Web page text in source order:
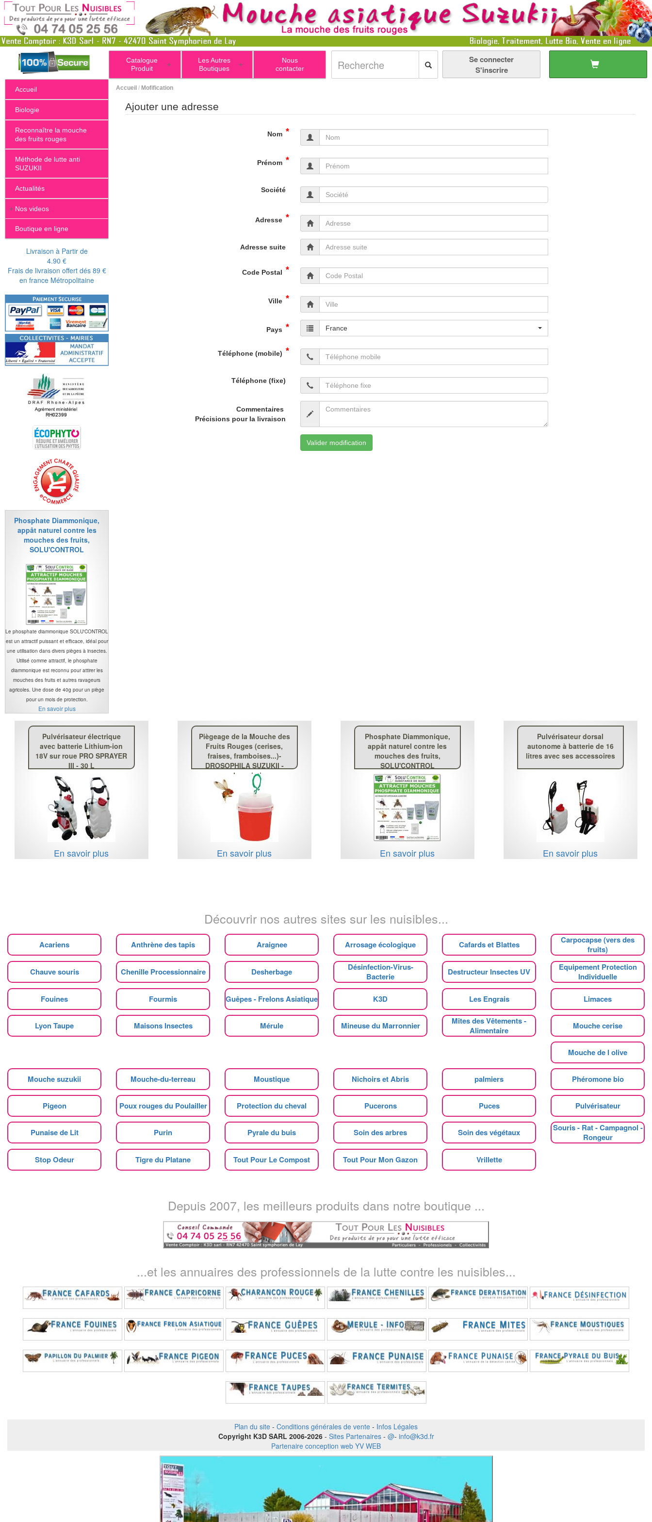
+
Catalogue
Produit
+
Les Autres
Boutiques
Nous
contacter
Se connecter
S'inscrire
Accueil
Biologie
Reconnaître la mouche
des fruits rouges
Méthode de lutte anti
SUZUKII
Actualités
+ Nos videos
Boutique en ligne
Livraison à Partir de
4.90 €
Frais de livraison offert dés 89 €
en france Métropolitaine
Phosphate Diammonique,
appât naturel contre les
mouches des fruits,
SOLU'CONTROL
Le phosphate diammonique SOLU'CONTROL
est un attractif puissant et efficace, idéal pour
une utilisation dans divers pièges à insectes.
Utilisé comme attractif, le phosphate
diammonique est reconnu pour attirer les
mouches des fruits et autres ravageurs
agricoles. Une dose de 40g pour un piège
pour un mois de protection.
En savoir plus
Accueil / Mofification
Ajouter une adresse
Nom *
Prénom *
Société
Adresse *
Adresse suite
Code Postal *
Ville *
Pays * France
Téléphone (mobile) *
Téléphone (fixe)
Commentaires
Précisions pour la livraison
Valider modification
Pulvérisateur électrique
avec batterie Lithium-ion
18V sur roue PRO SPRAYER
III - 30 L
En savoir plus
Piègeage de la Mouche des
Fruits Rouges (cerises,
fraises, framboises...)-
DROSOPHILA SUZUKII -
mouche asiatique
En savoir plus
Phosphate Diammonique,
appât naturel contre les
mouches des fruits,
SOLU'CONTROL
En savoir plus
Pulvérisateur dorsal
autonome à batterie de 16
litres avec ses accessoires
En savoir plus
Découvrir nos autres sites sur les nuisibles...
Acariens Anthrène des tapis Araignee Arrosage écologique Cafards et Blattes
Carpocapse (vers des
fruits)
Chauve souris Chenille Processionnaire Desherbage
Désinfection-Virus-
Bacterie
Destructeur Insectes UV
Equipement Protection
Individuelle
Fouines Fourmis Guêpes - Frelons Asiatique K3D Les Engrais Limaces
Lyon Taupe Maisons Insectes Mérule Mineuse du Marronnier
Mites des Vêtements -
Alimentaire
Mouche cerise
Mouche de l olive
Mouche suzukii Mouche-du-terreau Moustique Nichoirs et Abris palmiers Phéromone bio
Pigeon Poux rouges du Poulailler Protection du cheval Pucerons Puces Pulvérisateur
Punaise de Lit Purin Pyrale du buis Soin des arbres Soin des végétaux
Souris - Rat - Campagnol -
Rongeur
Stop Odeur Tigre du Platane Tout Pour Le Compost Tout Pour Mon Gazon Vrillette
Depuis 2007, les meilleurs produits dans notre boutique ...
...et les annuaires des professionnels de la lutte contre les nuisibles...
Plan du site - Conditions générales de vente - Infos Légales
Copyright K3D SARL 2006-2026 - Sites Partenaires- @- info@k3d.fr
Partenaire conception web YV WEB